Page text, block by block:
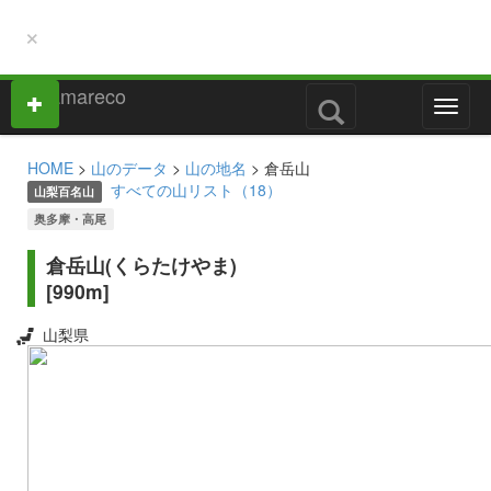
×
M
e
HOME > 山のデータ > 山の地名 > 倉岳山
山梨百名山 すべての山リスト（18）
奥多摩・高尾
倉岳山(くらたけやま)
[990m]
山梨県